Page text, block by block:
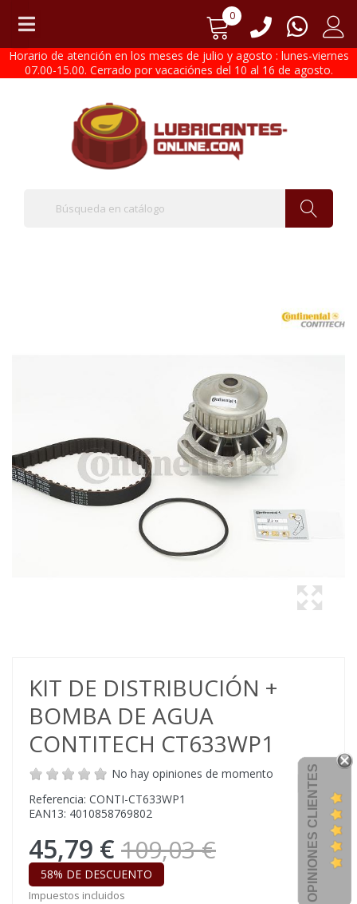
0
Horario de atención en los meses de julio y agosto : lunes-viernes
07.00-15.00. Cerrado por vacaciónes del 10 al 16 de agosto.
KIT DE DISTRIBUCIÓN +
BOMBA DE AGUA
CONTITECH CT633WP1
No hay opiniones de momento
Referencia: CONTI-CT633WP1
EAN13: 4010858769802
45,79 € 109,03 €
58% DE DESCUENTO
Impuestos incluidos OPINIONES CLIENTES